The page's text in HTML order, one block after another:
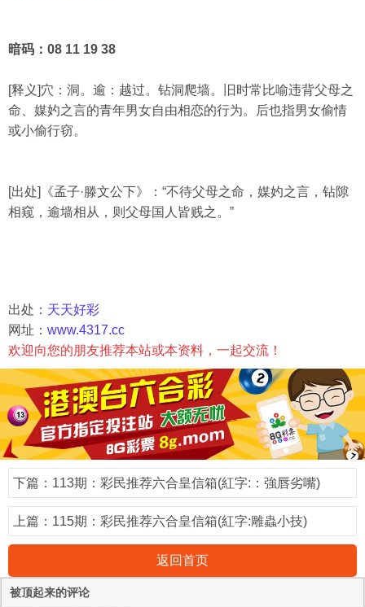
暗码：08 11 19 38
[释义]穴：洞。逾：越过。钻洞爬墙。旧时常比喻违背父母之
命、媒妁之言的青年男女自由相恋的行为。后也指男女偷情
或小偷行窃。
[出处]《孟子·滕文公下》：“不待父母之命，媒妁之言，钻隙
相窥，逾墙相从，则父母国人皆贱之。”
出处： 天天好彩
网址： www.4317.cc
欢迎向您的朋友推荐本站或本资料，一起交流！
下篇： 113期：彩民推荐六合皇信箱(紅字:：強唇劣嘴)
上篇： 115期：彩民推荐六合皇信箱(紅字:雕蟲小技)
返回首页